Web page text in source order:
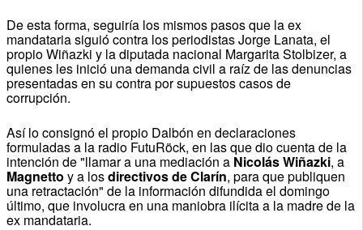
De esta forma, seguiría los mismos pasos que la ex
mandataria siguió contra los periodistas Jorge Lanata, el
propio Wiñazki y la diputada nacional Margarita Stolbizer, a
quienes les inició una demanda civil a raíz de las denuncias
presentadas en su contra por supuestos casos de
corrupción.
Así lo consignó el propio Dalbón en declaraciones
formuladas a la radio FutuRöck, en las que dio cuenta de la
intención de "llamar a una mediación a Nicolás Wiñazki, a
Magnetto y a losdirectivos de Clarín, para que publiquen
una retractación" de la información difundida el domingo
último, que involucra en una maniobra ilícita a la madre de la
ex mandataria.